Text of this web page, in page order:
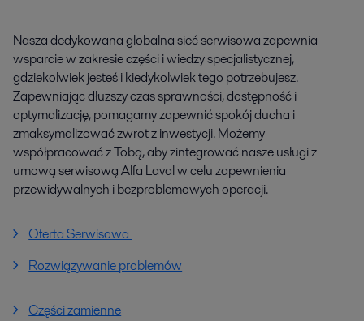
Nasza dedykowana globalna sieć serwisowa zapewnia
wsparcie w zakresie części i wiedzy specjalistycznej,
gdziekolwiek jesteś i kiedykolwiek tego potrzebujesz.
Zapewniając dłuższy czas sprawności, dostępność i
optymalizację, pomagamy zapewnić spokój ducha i
zmaksymalizować zwrot z inwestycji. Możemy
współpracować z Tobą, aby zintegrować nasze usługi z
umową serwisową Alfa Laval w celu zapewnienia
przewidywalnych i bezproblemowych operacji.
Oferta Serwisowa
Rozwiązywanie problemów
Części zamienne